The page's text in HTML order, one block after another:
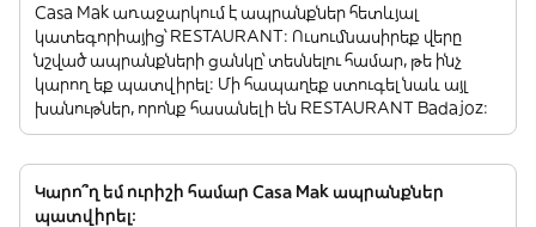
Casa Mak առաջարկում է ապրանքներ հետևյալ
կատեգորիայից՝ RESTAURANT: Ուսումնասիրեք վերը
նշված ապրանքների ցանկը՝ տեսնելու համար, թե ինչ
կարող եք պատվիրել: Մի հապաղեք ստուգել նաև այլ
խանութներ, որոնք հասանելի են RESTAURANT Badajoz:
Կարո՞ղ եմ ուրիշի համար Casa Mak ապրանքներ
պատվիրել: